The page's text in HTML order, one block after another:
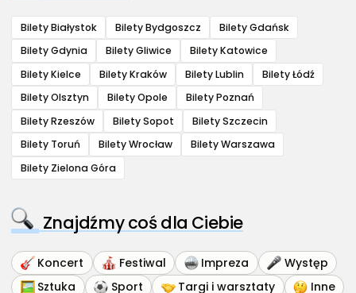
Bilety Białystok Bilety Bydgoszcz
Bilety Gdańsk
Bilety Gdynia
Bilety Gliwice
Bilety Katowice
Bilety Kielce
Bilety Kraków Bilety Lublin
Bilety Łódź
Bilety Olsztyn
Bilety Opole
Bilety Poznań
Bilety Rzeszów
Bilety Sopot
Bilety Szczecin
Bilety Toruń
Bilety Wrocław
Bilety Warszawa
Bilety Zielona Góra
Znajdźmy coś dla Ciebie
Koncert Festiwal Impreza
Występ
Sztuka
Sport Targi i warsztaty Inne